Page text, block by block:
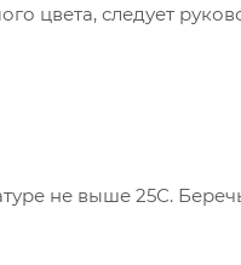
цвета, следует
не выше 25С.